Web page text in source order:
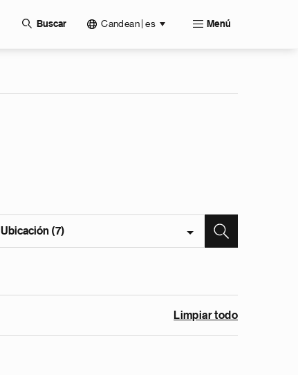
Buscar Candean | es Menú
Ubicación (7)
Limpiar todo